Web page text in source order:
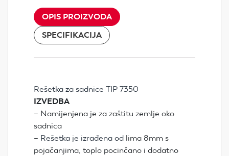
OPIS PROIZVODA
SPECIFIKACIJA
Rešetka za sadnice TIP 7350
IZVEDBA
– Namijenjena je za zaštitu zemlje oko
sadnica
– Rešetka je izrađena od lima 8mm s
pojačanjima, toplo pocinčano i dodatno